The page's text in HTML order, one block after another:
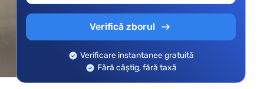
Verifică zborul
Verificare instantanee gratuită
Fără câștig, fără taxă